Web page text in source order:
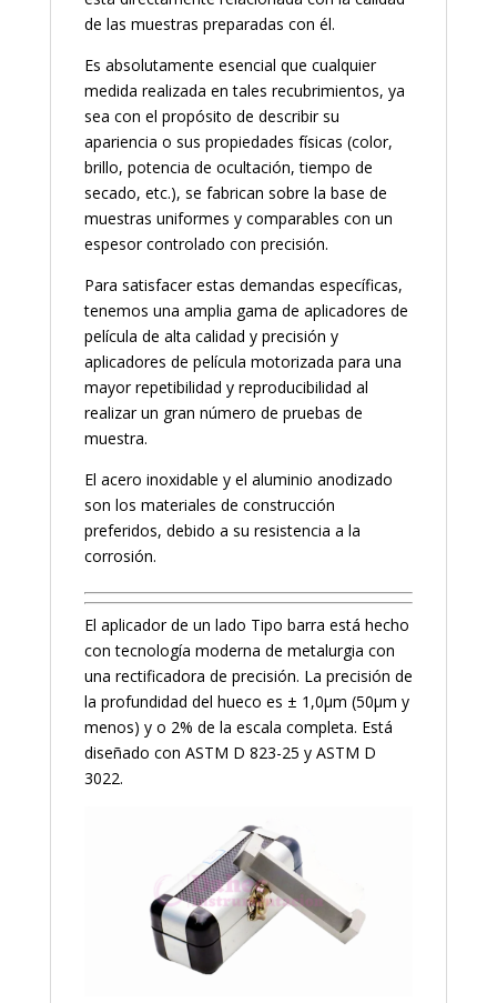
de las muestras preparadas con él.
Es absolutamente esencial que cualquier
medida realizada en tales recubrimientos, ya
sea con el propósito de describir su
apariencia o sus propiedades físicas (color,
brillo, potencia de ocultación, tiempo de
secado, etc.), se fabrican sobre la base de
muestras uniformes y comparables con un
espesor controlado con precisión.
Para satisfacer estas demandas específicas,
tenemos una amplia gama de aplicadores de
película de alta calidad y precisión y
aplicadores de película motorizada para una
mayor repetibilidad y reproducibilidad al
realizar un gran número de pruebas de
muestra.
El acero inoxidable y el aluminio anodizado
son los materiales de construcción
preferidos, debido a su resistencia a la
corrosión.
El aplicador de un lado Tipo barra está hecho
con tecnología moderna de metalurgia con
una rectificadora de precisión. La precisión de
la profundidad del hueco es ± 1,0µm (50µm y
menos) y o 2% de la escala completa. Está
diseñado con ASTM D 823-25 y ASTM D
3022.